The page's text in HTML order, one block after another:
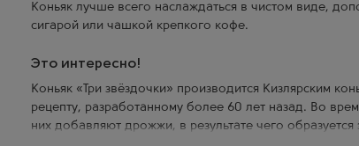
Коньяк лучше всего наслаждаться в чистом виде,
сигарой или чашкой крепкого кофе.
Это интересно!
Коньяк «Три звёздочки» производится Кизлярским
рецепту, разработанному более 60 лет назад. Во
них добавляют дрожжи, в результате чего